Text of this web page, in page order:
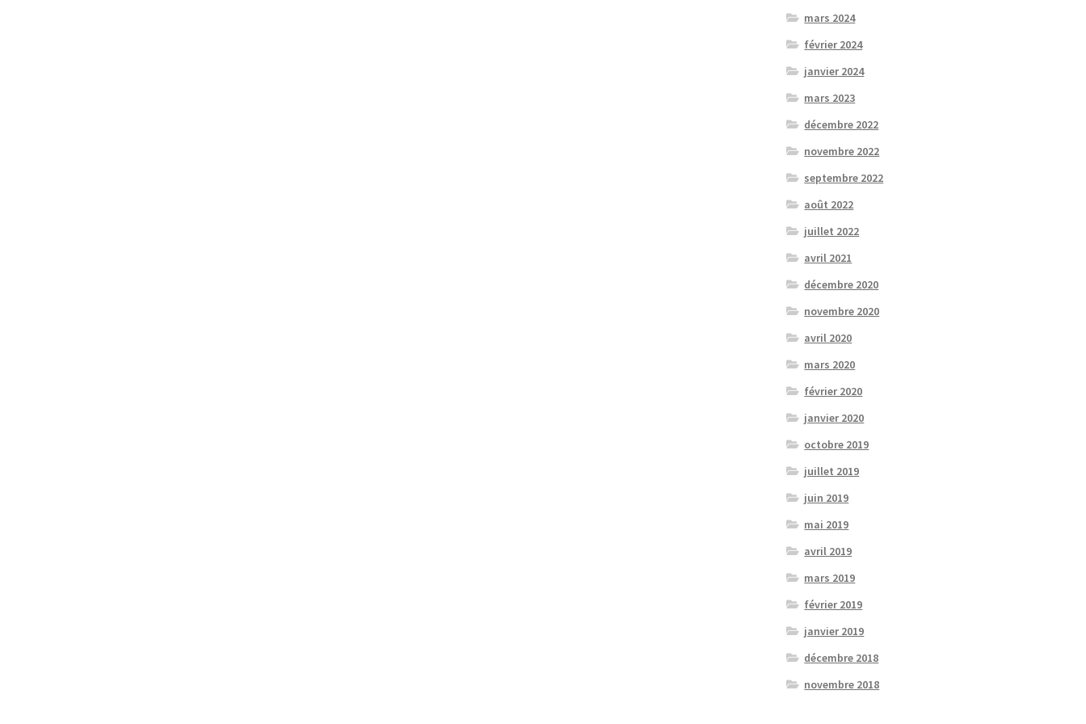
mars 2024
février 2024
janvier 2024
mars 2023
décembre 2022
novembre 2022
septembre 2022
août 2022
juillet 2022
avril 2021
décembre 2020
novembre 2020
avril 2020
mars 2020
février 2020
janvier 2020
octobre 2019
juillet 2019
juin 2019
mai 2019
avril 2019
mars 2019
février 2019
janvier 2019
décembre 2018
novembre 2018